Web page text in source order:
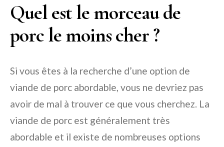
Quel est le morceau de
porc le moins cher ?
Si vous êtes à la recherche d’une option de
viande de porc abordable, vous ne devriez pas
avoir de mal à trouver ce que vous cherchez. La
viande de porc est généralement très
abordable et il existe de nombreuses options